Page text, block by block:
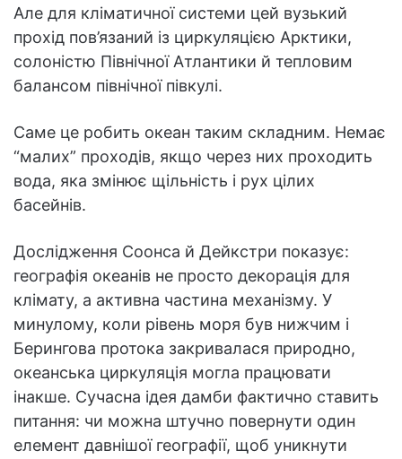
Але для кліматичної системи цей вузький
прохід пов’язаний із циркуляцією Арктики,
солоністю Північної Атлантики й тепловим
балансом північної півкулі.
Саме це робить океан таким складним. Немає
“малих” проходів, якщо через них проходить
вода, яка змінює щільність і рух цілих
басейнів.
Дослідження Соонса й Дейкстри показує:
географія океанів не просто декорація для
клімату, а активна частина механізму. У
минулому, коли рівень моря був нижчим і
Берингова протока закривалася природно,
океанська циркуляція могла працювати
інакше. Сучасна ідея дамби фактично ставить
питання: чи можна штучно повернути один
елемент давнішої географії, щоб уникнути